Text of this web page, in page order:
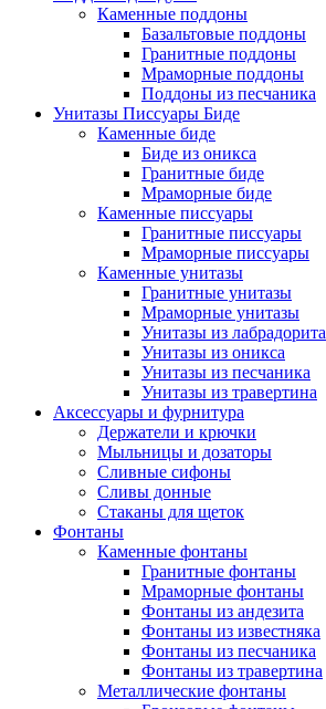
Каменные поддоны
Базальтовые поддоны
Гранитные поддоны
Мраморные поддоны
Поддоны из песчаника
Унитазы Писсуары Биде
Каменные биде
Биде из оникса
Гранитные биде
Мраморные биде
Каменные писсуары
Гранитные писсуары
Мраморные писсуары
Каменные унитазы
Гранитные унитазы
Мраморные унитазы
Унитазы из лабрадорита
Унитазы из оникса
Унитазы из песчаника
Унитазы из травертина
Аксессуары и фурнитура
Держатели и крючки
Мыльницы и дозаторы
Сливные сифоны
Сливы донные
Стаканы для щеток
Фонтаны
Каменные фонтаны
Гранитные фонтаны
Мраморные фонтаны
Фонтаны из андезита
Фонтаны из известняка
Фонтаны из песчаника
Фонтаны из травертина
Металлические фонтаны